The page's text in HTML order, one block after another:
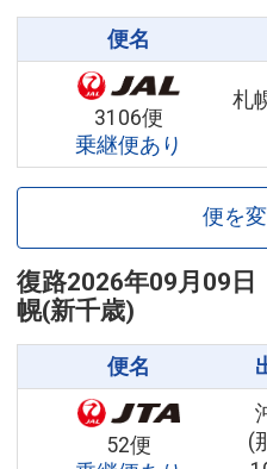
便名
3106便
乗継便あり
札
便を
復路2026年09月09日
幌(新千歳)
便名
52便
(